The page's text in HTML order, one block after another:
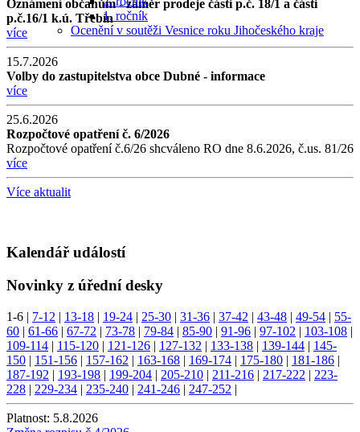
1. ročník
Ocenění v soutěži Vesnice roku Jihočeského kraje
Oznámení občanům - záměr prodeje části p.č. 18/1 a části
p.č.16/1 k.ú. Třebín
více
15.7.2026
Volby do zastupitelstva obce Dubné - informace
více
25.6.2026
Rozpočtové opatření č. 6/2026
Rozpočtové opatření č.6/26 shcváleno RO dne 8.6.2026, č.us. 81/26
více
Více aktualit
Kalendář událostí
Novinky z úřední desky
1-6 | 7-12 | 13-18 | 19-24 | 25-30 | 31-36 | 37-42 | 43-48 | 49-54 | 55-
60 | 61-66 | 67-72 | 73-78 | 79-84 | 85-90 | 91-96 | 97-102 | 103-108 |
109-114 | 115-120 | 121-126 | 127-132 | 133-138 | 139-144 | 145-
150 | 151-156 | 157-162 | 163-168 | 169-174 | 175-180 | 181-186 |
187-192 | 193-198 | 199-204 | 205-210 | 211-216 | 217-222 | 223-
228 | 229-234 | 235-240 | 241-246 | 247-252 |
Platnost: 5.8.2026